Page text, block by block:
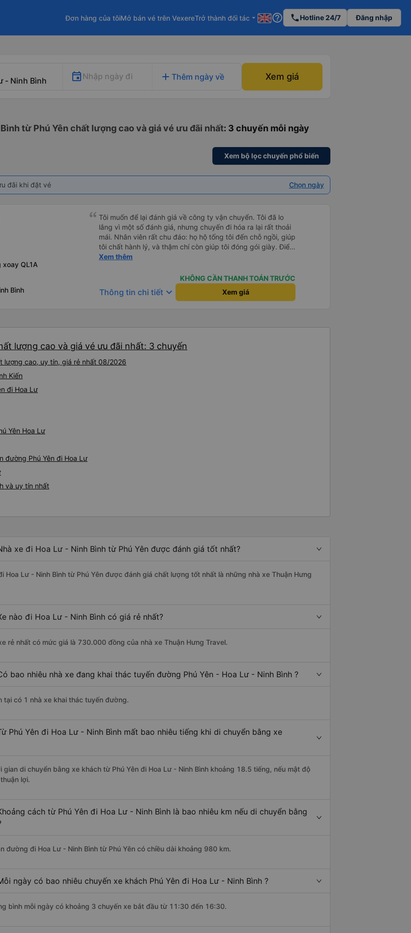
Đơn hàng của tôiMở bán vé trên VexereTrở thành đối tác arrow_drop_down help_outline phoneHotline 24/7 Đăng nhập
Nhập ngày đi add Thêm ngày về Xem giá
từ Phú Yên chất lượng cao và giá vé ưu đãi nhất: 3 chuyến mỗi ngày
Xem bộ lọc chuyến phổ biến
đãi khi đặt vé Chọn ngày
QL1A
Bình
Tôi muốn để lại đánh giá về công ty vận chuyển. Tôi đã lo
lắng vì một số đánh giá, nhưng chuyến đi hóa ra lại rất thoải
mái. Nhân viên rất chu đáo: họ hộ tống tôi đến chỗ ngồi, giúp
tôi chất hành lý, và thậm chí còn giúp tôi đóng gói giày. Điểm
trừ duy nhất là xe buýt đến sớm hơn một tiếng so với giờ
ra nếu tôi đến đúng giờ ghi trên vé. Nhìn chung, tôi rất hài
lòng với chuyến đi và tôi rất vui vì đã chọn công ty này.
Xem thêm
KHÔNG CẦN THANH TOÁN TRƯỚC
Thông tin chi tiết keyboard_arrow_down Xem giá
lượng cao và giá vé ưu đãi nhất: 3 chuyến
lượng cao, uy tín, giá rẻ nhất 08/2026
Kiến
đi Hoa Lư
Yên Hoa Lư
đường Phú Yên đi Hoa Lư
và uy tín nhất
xe đi Hoa Lư - Ninh Bình từ Phú Yên được đánh giá tốt nhất?
Hoa Lư - Ninh Bình từ Phú Yên được đánh giá chất lượng tốt nhất là những nhà xe Thuận Hưng
nào đi Hoa Lư - Ninh Bình có giá rẻ nhất?
rẻ nhất có mức giá là 730.000 đồng của nhà xe Thuận Hưng Travel.
bao nhiêu nhà xe đang khai thác tuyến đường Phú Yên - Hoa Lư - Ninh Bình ?
tại có 1 nhà xe khai thác tuyến đường.
Phú Yên đi Hoa Lư - Ninh Bình mất bao nhiêu tiếng khi di chuyển bằng xe
gian di chuyển bằng xe khách từ Phú Yên đi Hoa Lư - Ninh Bình khoảng 18.5 tiếng, nếu mật độ
lợi.
cách từ Phú Yên đi Hoa Lư - Ninh Bình là bao nhiêu km nếu di chuyển bằng
đường đi Hoa Lư - Ninh Bình từ Phú Yên có chiều dài khoảng 980 km.
ngày có bao nhiêu chuyến xe khách Phú Yên đi Hoa Lư - Ninh Bình ?
bình mỗi ngày có khoảng 3 chuyến xe bắt đầu từ 11:30 đến 16:30.